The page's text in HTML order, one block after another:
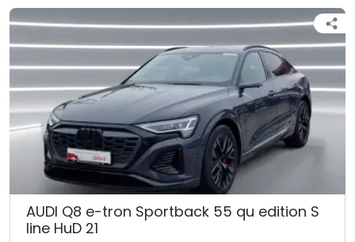
AUDI Q8 e-tron Sportback 55 qu edition S
line HuD 21